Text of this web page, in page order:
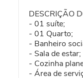
DESCRIÇÃO
- 01 suíte;
- 01 Quarto;
- Banheiro
- Sala de estar;
- Cozinha
- Área de